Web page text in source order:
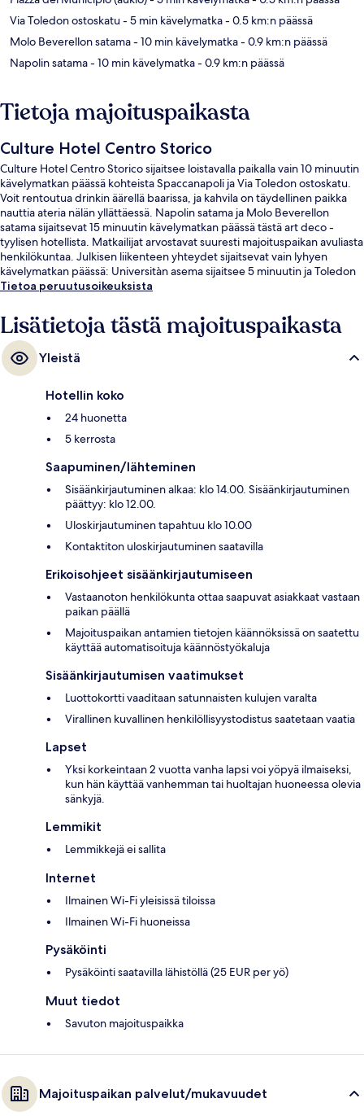
Via Toledon ostoskatu- 5 min kävelymatka- 0.5 km:n päässä
Molo Beverellon satama- 10 min kävelymatka- 0.9 km:n päässä
Napolin satama- 10 min kävelymatka- 0.9 km:n päässä
Tietoja majoituspaikasta
Culture Hotel Centro Storico
Culture Hotel Centro Storico sijaitsee loistavalla paikalla vain 10 minuutin
kävelymatkan päässä kohteista Spaccanapoli ja Via Toledon ostoskatu.
Voit rentoutua drinkin äärellä baarissa, ja kahvila on täydellinen paikka
nauttia ateria nälän yllättäessä. Napolin satama ja Molo Beverellon
satama sijaitsevat 15 minuutin kävelymatkan päässä tästä art deco -
tyylisen hotellista. Matkailijat arvostavat suuresti majoituspaikan avuliasta
henkilökuntaa. Julkisen liikenteen yhteydet sijaitsevat vain lyhyen
kävelymatkan päässä: Universitàn asema sijaitsee 5 minuutin ja Toledon
asema 5 minuutin kävelymatkan päässä.
Tietoa peruutusoikeuksista
Lisätietoja tästä majoituspaikasta
Yleistä
Hotellin koko
24 huonetta
5 kerrosta
Saapuminen/lähteminen
Sisäänkirjautuminen alkaa: klo 14.00. Sisäänkirjautuminen
päättyy: klo 12.00.
Uloskirjautuminen tapahtuu klo 10.00
Kontaktiton uloskirjautuminen saatavilla
Erikoisohjeet sisäänkirjautumiseen
Vastaanoton henkilökunta ottaa saapuvat asiakkaat vastaan
paikan päällä
Majoituspaikan antamien tietojen käännöksissä on saatettu
käyttää automatisoituja käännöstyökaluja
Sisäänkirjautumisen vaatimukset
Luottokortti vaaditaan satunnaisten kulujen varalta
Virallinen kuvallinen henkilöllisyystodistus saatetaan vaatia
Lapset
Yksi korkeintaan 2 vuotta vanha lapsi voi yöpyä ilmaiseksi,
kun hän käyttää vanhemman tai huoltajan huoneessa olevia
sänkyjä.
Lemmikit
Lemmikkejä ei sallita
Internet
Ilmainen Wi-Fi yleisissä tiloissa
Ilmainen Wi-Fi huoneissa
Pysäköinti
Pysäköinti saatavilla lähistöllä (25 EUR per yö)
Muut tiedot
Savuton majoituspaikka
Majoituspaikan palvelut/mukavuudet